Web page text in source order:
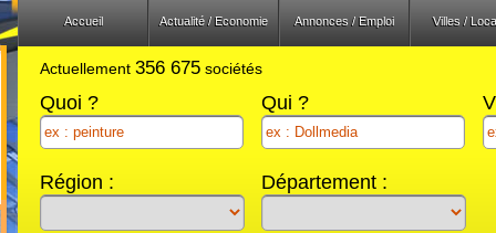
Accueil Actualité / Economie Annonces / Emploi Villes /
Actuellement 356 675 sociétés
Quoi ? Qui ?
Région : Département :